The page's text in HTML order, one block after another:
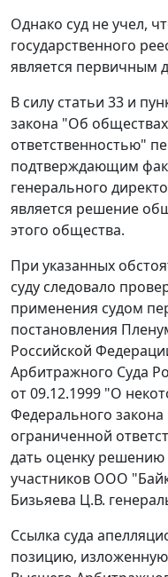
Однако суд не учел,
государственного
является первичным
В силу статьи 33 и
закона "Об
ответственностью"
подтверждающим
генерального
является решение
этого общества.
При указанных
суду следовало
применения судом
постановления
Российской
Арбитражного Суда
от 09.12.1999 "О
Федерального
ограниченной
дать оценку
участников ООО
Бизьяева Ц.В.
Ссылка суда
позицию,